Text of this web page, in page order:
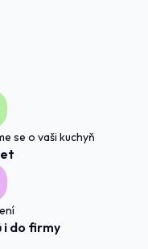
se o vaši kuchyň
i do firmy